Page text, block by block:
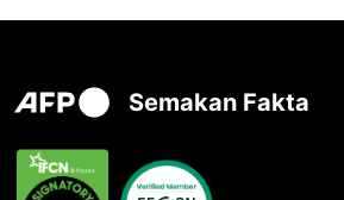
Semakan Fakta